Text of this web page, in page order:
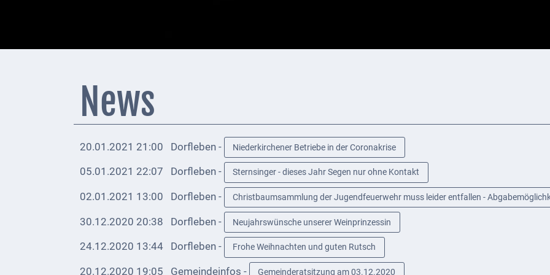
Gottesdienste
Infrastruktur
Abfallentsorgung
Energieversorgung
Breitbandausbau/
News
20.01.2021 21:00 Dorfleben - Niederkirchener Betriebe in der Coronakrise
05.01.2021 22:07 Dorfleben - Sternsinger - dieses Jahr Segen nur ohne Kontakt
02.01.2021 13:00 Dorfleben - Christbaumsammlung der Jugendfeuerwehr muss leider entfallen -
30.12.2020 20:38 Dorfleben - Neujahrswünsche unserer Weinprinzessin
24.12.2020 13:44Dorfleben - Frohe Weihnachten und guten Rutsch
20.12.2020 19:05 Gemeindeinfos - Gemeinderatsitzung am 03.12.2020